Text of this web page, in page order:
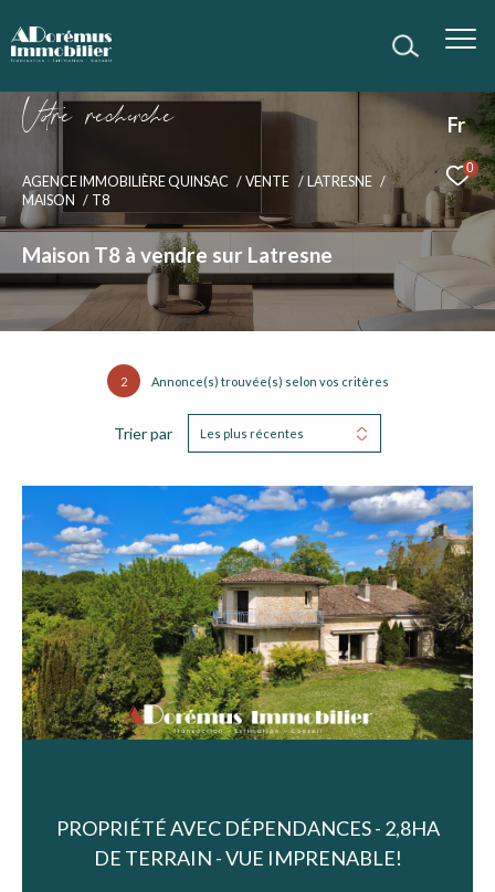
Fr
0
Vore recece
AGENCE IMMOBILIÈRE QUINSAC VENTE
LATRESNE
MAISON
T8
Maison T8 à vendre sur Latresne
2 Annonce(s) trouvée(s) selon vos critères
Trier par Les plus récentes
PROPRIÉTÉ AVEC DÉPENDANCES - 2,8HA
DE TERRAIN - VUE IMPRENABLE!